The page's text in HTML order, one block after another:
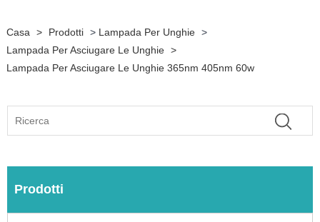
Casa > Prodotti > Lampada Per Unghie >
Lampada Per Asciugare Le Unghie >
Lampada Per Asciugare Le Unghie 365nm 405nm 60w
Prodotti